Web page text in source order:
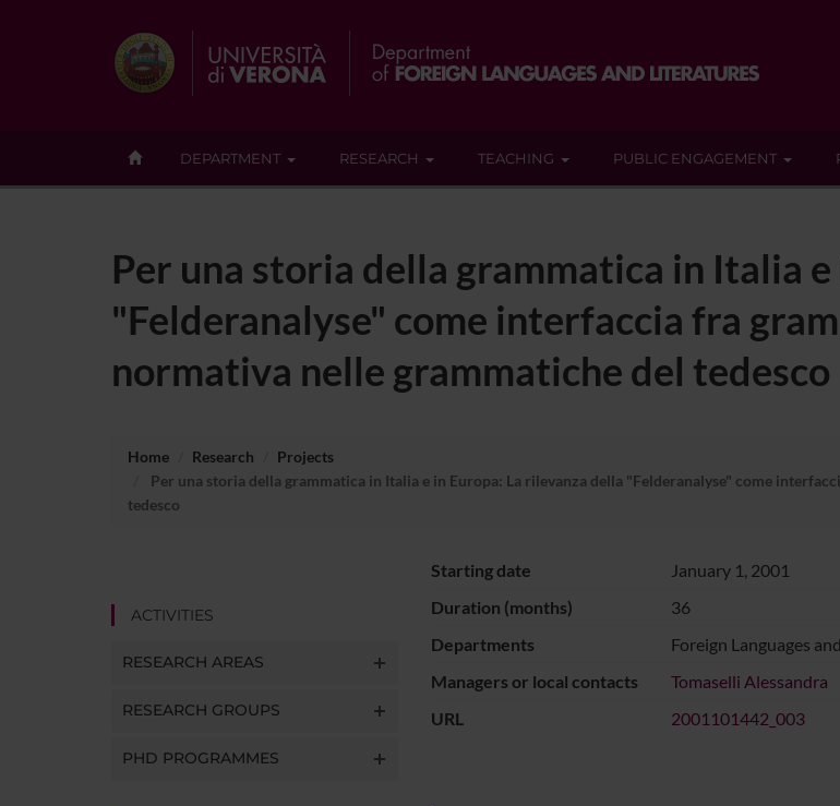
DEPARTMENT RESEARCH TEACHING PUBLIC ENGAGEMENT
Per una storia della grammatica in Italia
"Felderanalyse" come interfaccia fra
normativa nelle grammatiche del tedesco
Home Research
Projects
Per una storia della grammatica in Italia e in Europa: La rilevanza della "Felderanalyse" come
tedesco
ACTIVITIES
RESEARCH AREAS
RESEARCH GROUPS
PHD PROGRAMMES
Starting date
January 1, 2001
Duration (months)
36
Departments
Foreign Languages
Managers or local contacts
Tomaselli Alessandra
URL
2001101442_003